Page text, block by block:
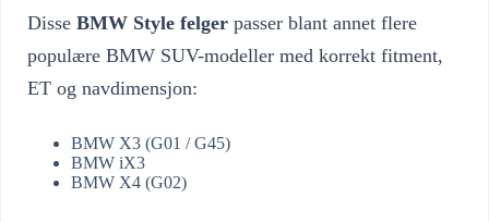
Disse BMW Style felger passer blant annet flere
populære BMW SUV-modeller med korrekt fitment,
ET og navdimensjon:
BMW X3 (G01 / G45)
BMW iX3
BMW X4 (G02)